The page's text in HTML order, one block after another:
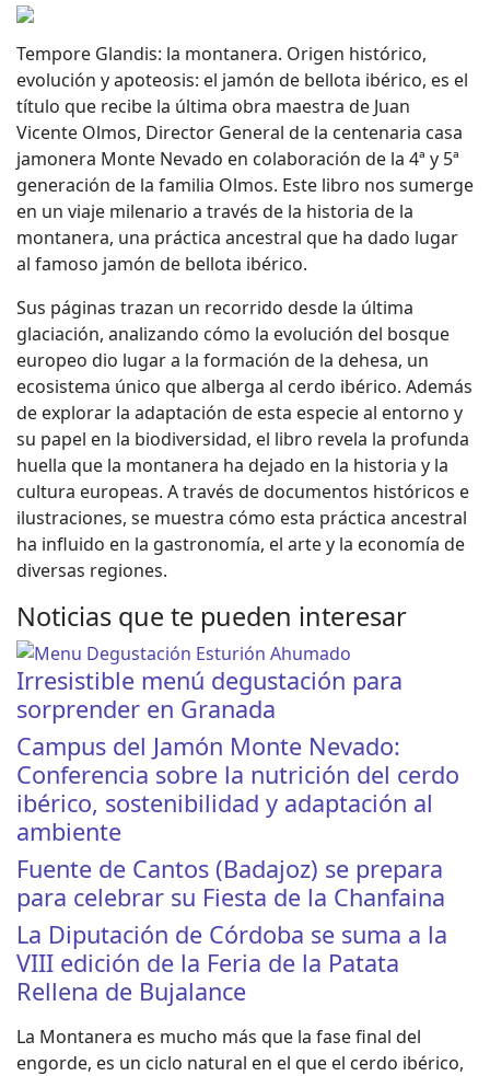
Tempore Glandis: la montanera. Origen histórico,
evolución y apoteosis: el jamón de bellota ibérico, es el
título que recibe la última obra maestra de Juan
Vicente Olmos, Director General de la centenaria casa
jamonera Monte Nevado en colaboración de la 4ª y 5ª
generación de la familia Olmos. Este libro nos sumerge
en un viaje milenario a través de la historia de la
montanera, una práctica ancestral que ha dado lugar
al famoso jamón de bellota ibérico.
Sus páginas trazan un recorrido desde la última
glaciación, analizando cómo la evolución del bosque
europeo dio lugar a la formación de la dehesa, un
ecosistema único que alberga al cerdo ibérico. Además
de explorar la adaptación de esta especie al entorno y
su papel en la biodiversidad, el libro revela la profunda
huella que la montanera ha dejado en la historia y la
cultura europeas. A través de documentos históricos e
ilustraciones, se muestra cómo esta práctica ancestral
ha influido en la gastronomía, el arte y la economía de
diversas regiones.
Noticias que te pueden interesar
Irresistible menú degustación para
sorprender en Granada
Campus del Jamón Monte Nevado:
Conferencia sobre la nutrición del cerdo
ibérico, sostenibilidad y adaptación al
ambiente
Fuente de Cantos (Badajoz) se prepara
para celebrar su Fiesta de la Chanfaina
La Diputación de Córdoba se suma a la
VIII edición de la Feria de la Patata
Rellena de Bujalance
La Montanera es mucho más que la fase final del
engorde, es un ciclo natural en el que el cerdo ibérico,